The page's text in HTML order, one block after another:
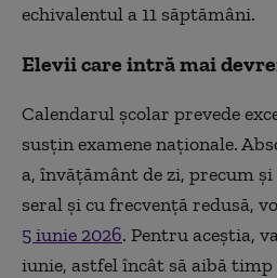
echivalentul a 11 săptămâni.
Elevii care intră mai
Calendarul școlar prevede
susțin examene naționale.
a, învățământ de zi, precum
seral și cu frecvență redusă,
5 iunie 2026. Pentru aceștia,
iunie, astfel încât să aibă